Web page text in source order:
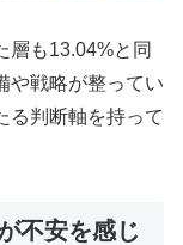
層も13.04%と同
や戦略が整ってい
る判断軸を持って
不安を感じ